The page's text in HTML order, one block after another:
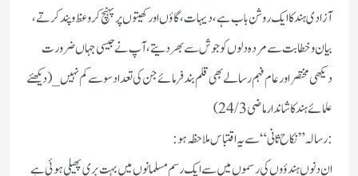
آزادی ہند کا ایک روشن باب ہے،دیہات، گاؤں اور کھیتوں پر پہنچ کر وعظ و پند کرتے،
بیان و خطابت سے مردہ دلوں کو جوش سے بھر دیتے، آپ نے جیسی جہاں ضرورت
دیکھی مختصر اور عام فہم رسالے بھی قلم بند فرمائے جن کی تعداد سو سے کم نہیں_( دیکھئے
علمائے ہند کا شاندار ماضی 24/3)
:رسالہ ”نکاح ثانی “سے یہ اقتباس ملاحظہ ہو:
ان دنوں ہندؤوں کی رسموں میں سے ایک رسم مسلمانوں میں بہت بری پھیلی ہوئی ہے